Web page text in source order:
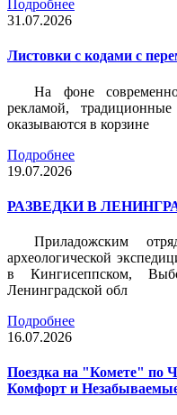
Подробнее
31.07.2026
Листовки c кодами с
На фоне
рекламой,
оказываются в корзине
Подробнее
19.07.2026
РАЗВЕДКИ В
Приладожским
археологической
в Кингисеппском,
Ленинградской обл
Подробнее
16.07.2026
Поездка на "Комете" по
Комфорт и